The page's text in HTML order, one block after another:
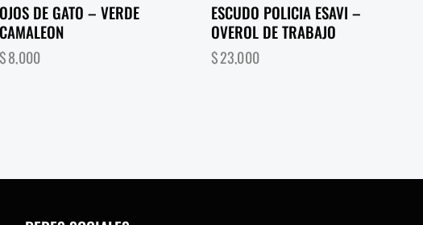
OJOS DE GATO – VERDE
CAMALEON
$8,000
ESCUDO POLICIA ESAVI –
OVEROL DE TRABAJO
$23,000